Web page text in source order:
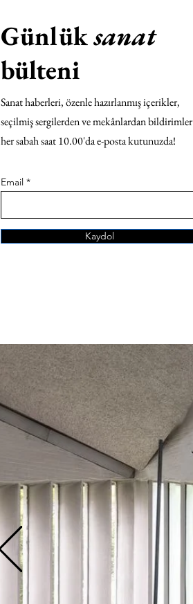
Günlüksanat
bülteni
Sanat haberleri, özenle hazırlanmış içerikler,
seçilmiş sergilerden ve mekânlardan bildirimler
her sabah saat 10.00'da e-posta kutunuzda!
Email
Kaydol